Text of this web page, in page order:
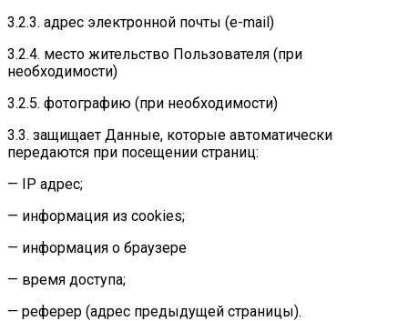
3.2.3. адрес электронной почты (e-mail)
3.2.4. место жительство Пользователя (при
необходимости)
3.2.5. фотографию (при необходимости)
3.3. защищает Данные, которые автоматически
передаются при посещении страниц:
— IP адрес;
— информация из cookies;
— информация о браузере
— время доступа;
— реферер (адрес предыдущей страницы).